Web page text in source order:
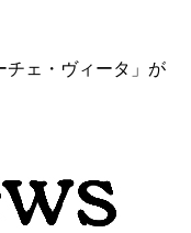
ェ・ヴィータ」が